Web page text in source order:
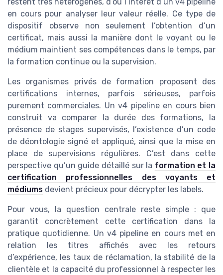
restent très hétérogènes, d’où l’intérêt d’un v4 pipeline
en cours pour analyser leur valeur réelle. Ce type de
dispositif observe non seulement l’obtention d’un
certificat, mais aussi la manière dont le voyant ou le
médium maintient ses compétences dans le temps, par
la formation continue ou la supervision.
Les organismes privés de formation proposent des
certifications internes, parfois sérieuses, parfois
purement commerciales. Un v4 pipeline en cours bien
construit va comparer la durée des formations, la
présence de stages supervisés, l’existence d’un code
de déontologie signé et appliqué, ainsi que la mise en
place de supervisions régulières. C’est dans cette
perspective qu’un guide détaillé sur la formation et la
certification professionnelles des voyants et
médiums devient précieux pour décrypter les labels.
Pour vous, la question centrale reste simple : que
garantit concrètement cette certification dans la
pratique quotidienne. Un v4 pipeline en cours met en
relation les titres affichés avec les retours
d’expérience, les taux de réclamation, la stabilité de la
clientèle et la capacité du professionnel à respecter les